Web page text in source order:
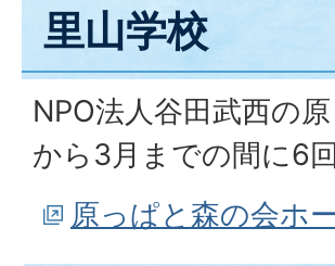
里山学校
NPO法人谷田武西の
から3月までの間に6回
原っぱと森の会ホ